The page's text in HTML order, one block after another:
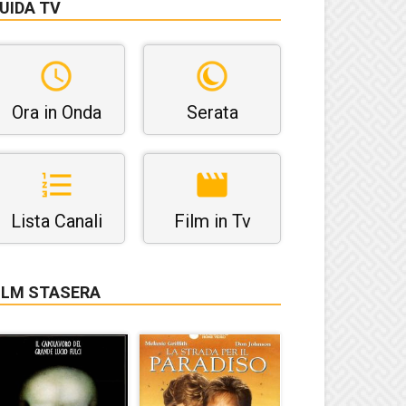
TV
Ora in Onda Serata
Lista Canali Film in Tv
STASERA